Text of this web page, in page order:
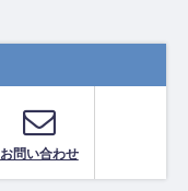
お問い合わせ